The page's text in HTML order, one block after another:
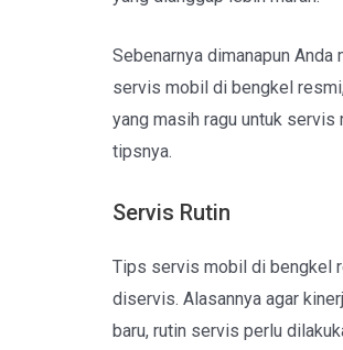
Sebenarnya dimanapun
servis mobil di bengkel
yang masih ragu untuk
tipsnya.
Servis Rutin
Tips servis mobil di bengkel
diservis. Alasannya agar
baru, rutin servis perlu